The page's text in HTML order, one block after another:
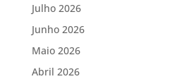
Julho 2026
Junho 2026
Maio 2026
Abril 2026